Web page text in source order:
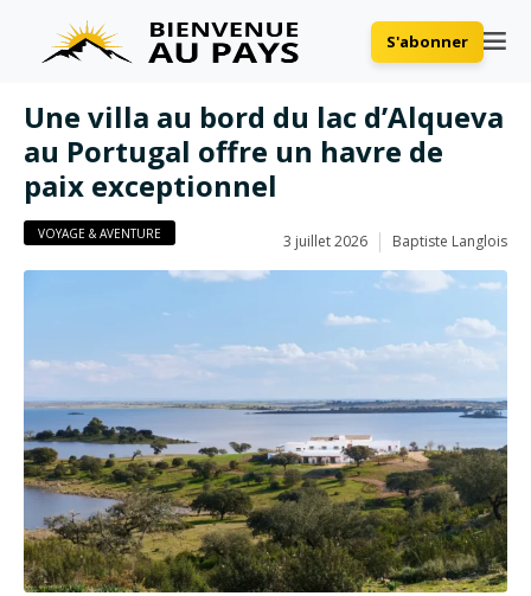
S'abonner
Une villa au bord du lac d’Alqueva
au Portugal offre un havre de
paix exceptionnel
VOYAGE & AVENTURE 3 juillet 2026 Baptiste Langlois